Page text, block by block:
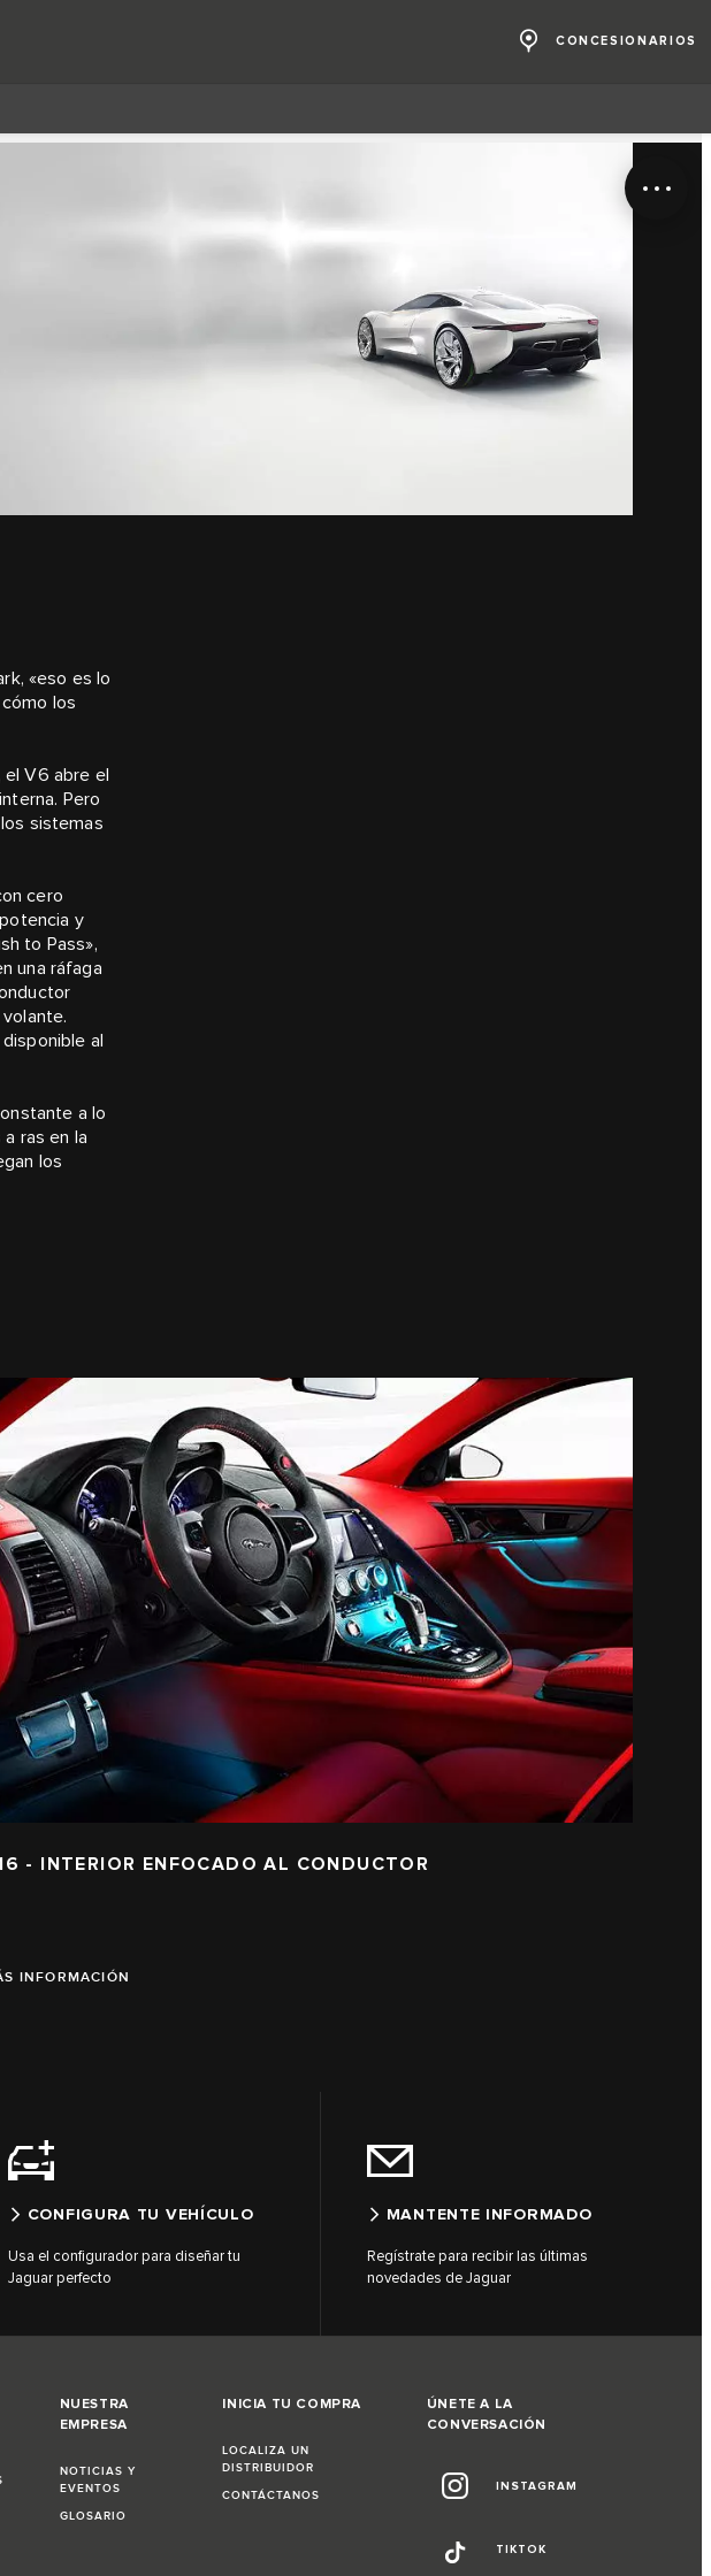
CONCESIONARIOS
«eso es lo
los
el V6 abre el
Pero
sistemas
cero
y
to Pass»,
una ráfaga
al
a lo
ras en la
los
- INTERIOR ENFOCADO AL CONDUCTOR
INFORMACIÓN
CONFIGURA TU VEHÍCULO
Usa el configurador para diseñar tu
Jaguar perfecto
MANTENTE INFORMADO
Regístrate para recibir las últimas
novedades de Jaguar
NUESTRA
EMPRESA
NOTICIAS Y
EVENTOS
GLOSARIO
INICIA TU COMPRA
LOCALIZA UN
DISTRIBUIDOR
CONTÁCTANOS
ÚNETE A LA
CONVERSACIÓN
INSTAGRAM
TIKTOK